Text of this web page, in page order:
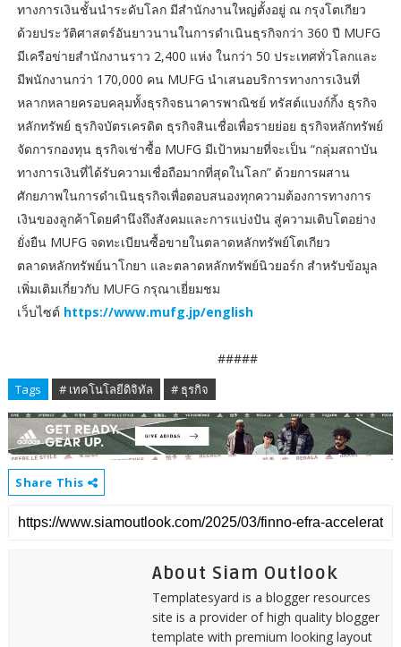
ทางการเงินชั้นนำระดับโลก มีสำนักงานใหญ่ตั้งอยู่ ณ กรุงโตเกียว
ด้วยประวัติศาสตร์อันยาวนานในการดำเนินธุรกิจกว่า 360 ปี MUFG
มีเครือข่ายสำนักงานราว 2,400 แห่ง ในกว่า 50 ประเทศทั่วโลกและ
มีพนักงานกว่า 170,000 คน MUFG นำเสนอบริการทางการเงินที่
หลากหลายครอบคลุมทั้งธุรกิจธนาคารพาณิชย์ ทรัสต์แบงก์กิ้ง ธุรกิจ
หลักทรัพย์ ธุรกิจบัตรเครดิต ธุรกิจสินเชื่อเพื่อรายย่อย ธุรกิจหลักทรัพย์
จัดการกองทุน ธุรกิจเช่าซื้อ MUFG มีเป้าหมายที่จะเป็น “กลุ่มสถาบัน
ทางการเงินที่ได้รับความเชื่อถือมากที่สุดในโลก” ด้วยการผสาน
ศักยภาพในการดำเนินธุรกิจเพื่อตอบสนองทุกความต้องการทางการ
เงินของลูกค้าโดยคำนึงถึงสังคมและการแบ่งปัน สู่ความเติบโตอย่าง
ยั่งยืน MUFG จดทะเบียนซื้อขายในตลาดหลักทรัพย์โตเกียว
ตลาดหลักทรัพย์นาโกยา และตลาดหลักทรัพย์นิวยอร์ก สำหรับข้อมูล
เพิ่มเติมเกี่ยวกับ MUFG กรุณาเยี่ยมชม
เว็บไซต์ https://www.mufg.jp/english
#####
Tags # เทคโนโลยีดิจิทัล # ธุรกิจ
Share This
About Siam Outlook
Templatesyard is a blogger resources
site is a provider of high quality blogger
template with premium looking layout